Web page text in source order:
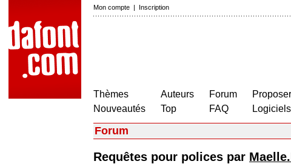
Mon compte | Inscription
Thèmes
Nouveautés
Auteurs
Top
Forum
FAQ
Logiciels
Forum
Requêtes pour polices par